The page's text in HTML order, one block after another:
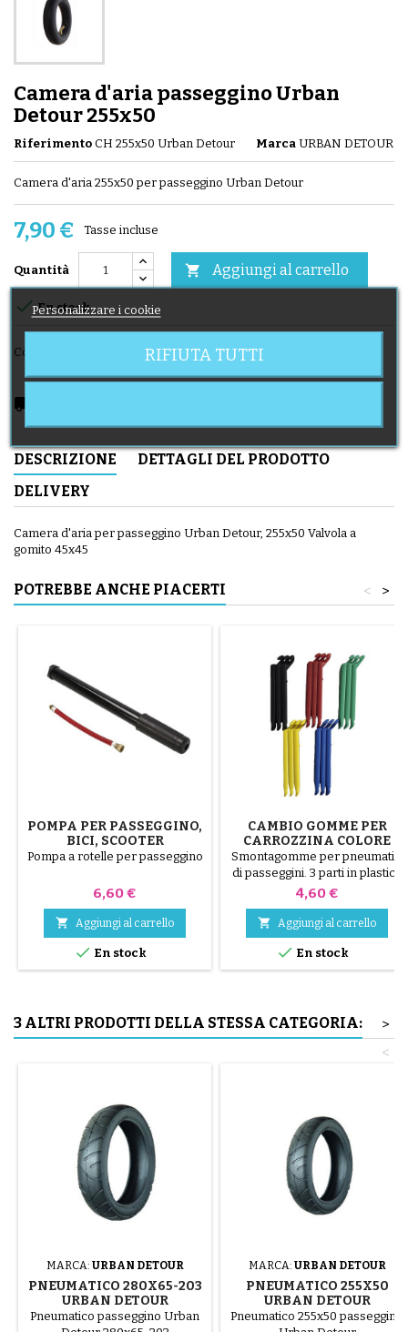
Camera d'aria passeggino Urban
Detour 255x50
Riferimento CH 255x50 Urban Detour Marca URBAN DETOUR
Camera d'aria 255x50 per passeggino Urban Detour
7,90 € Tasse incluse
Quantità  Aggiungi al carrello
En stock
Condividi
local_shipping
DESCRIZIONE
DETTAGLI DEL PRODOTTO
DELIVERY
Camera d'aria per passeggino Urban Detour, 255x50 Valvola a
gomito 45x45
POTREBBE ANCHE PIACERTI >
<
POMPA PER PASSEGGINO,
BICI, SCOOTER
Pompa a rotelle per passeggino
Prezzo
6,60 €
 Aggiungi al carrello
 En stock
CAMBIO GOMME PER
CARROZZINA COLORE
CASUALE 1 CONFEZIONE
DA 3 PEZZI
Smontagomme per pneumatici
di passeggini. 3 parti in plastica
di alta qualità, colori casuali,
oppure 3 parti in acciaio ( grigio
) Il montaggio del pneumatico
avviene a mano, senza attrezzi,
per evitare di forare la camera
Prezzo
4,60 €
 Aggiungi al carrello
 En stock
3 ALTRI PRODOTTI DELLA STESSA CATEGORIA:
>
<
MARCA: URBAN DETOUR
PNEUMATICO 280X65-203
URBAN DETOUR
PASSEGGINO
Pneumatico passeggino Urban
MARCA: URBAN DETOUR
PNEUMATICO 255X50
URBAN DETOUR
PASSEGGINO
Pneumatico 255x50 passeggino
Personalizzare i cookie
RIFIUTA TUTTI